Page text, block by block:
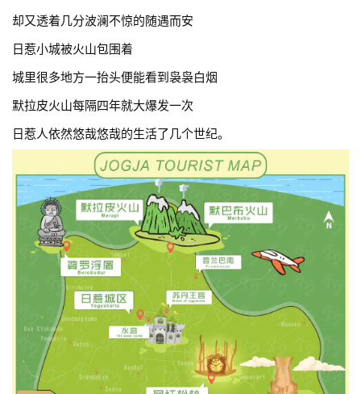
却又透着几分波澜不惊的随遇而安
日惹小城被火山包围着
城里很多地方一抬头便能看到袅袅白烟
默拉皮火山每隔四年就大爆发一次
日惹人依然悠哉悠哉的生活了几个世纪。